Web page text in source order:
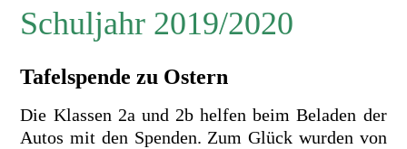
Schuljahr 2019/2020
Tafelspende zu Ostern
Die Klassen 2a und 2b helfen beim Beladen der
Autos mit den Spenden. Zum Glück wurden von